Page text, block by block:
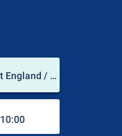
Bristol International Airport (South West England / Verenigd Koninkrijk)
Plaats voor